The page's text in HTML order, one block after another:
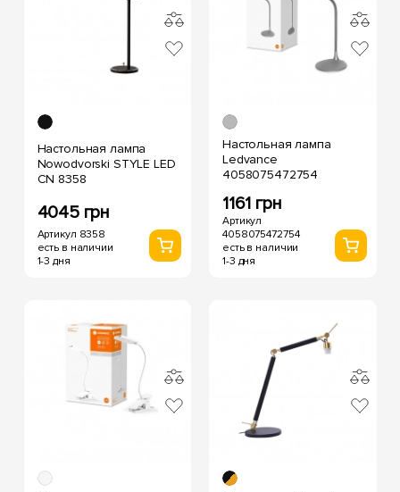
Настольная лампа
Nowodvorski STYLE LED
CN 8358
4045 грн
Артикул 8358
есть в наличии
1-3 дня
Настольная лампа
Ledvance
4058075472754
1161 грн
Артикул
4058075472754
есть в наличии
1-3 дня